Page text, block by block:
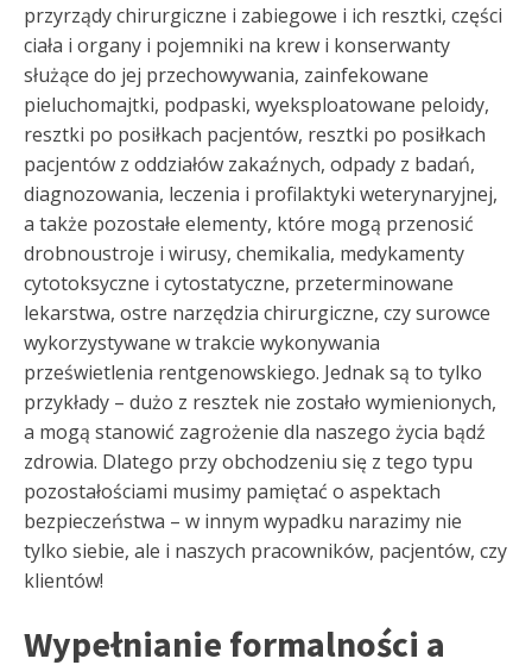
przyrządy chirurgiczne i zabiegowe i ich resztki, części
ciała i organy i pojemniki na krew i konserwanty
służące do jej przechowywania, zainfekowane
pieluchomajtki, podpaski, wyeksploatowane peloidy,
resztki po posiłkach pacjentów, resztki po posiłkach
pacjentów z oddziałów zakaźnych, odpady z badań,
diagnozowania, leczenia i profilaktyki weterynaryjnej,
a także pozostałe elementy, które mogą przenosić
drobnoustroje i wirusy, chemikalia, medykamenty
cytotoksyczne i cytostatyczne, przeterminowane
lekarstwa, ostre narzędzia chirurgiczne, czy surowce
wykorzystywane w trakcie wykonywania
prześwietlenia rentgenowskiego. Jednak są to tylko
przykłady – dużo z resztek nie zostało wymienionych,
a mogą stanowić zagrożenie dla naszego życia bądź
zdrowia. Dlatego przy obchodzeniu się z tego typu
pozostałościami musimy pamiętać o aspektach
bezpieczeństwa – w innym wypadku narazimy nie
tylko siebie, ale i naszych pracowników, pacjentów, czy
klientów!
Wypełnianie formalności a